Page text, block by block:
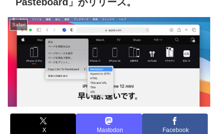
Safari
X Mastodon Facebook